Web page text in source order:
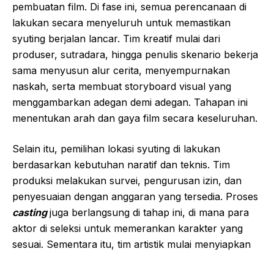
pembuatan film. Di fase ini, semua perencanaan di
lakukan secara menyeluruh untuk memastikan
syuting berjalan lancar. Tim kreatif mulai dari
produser, sutradara, hingga penulis skenario bekerja
sama menyusun alur cerita, menyempurnakan
naskah, serta membuat storyboard visual yang
menggambarkan adegan demi adegan. Tahapan ini
menentukan arah dan gaya film secara keseluruhan.
Selain itu, pemilihan lokasi syuting di lakukan
berdasarkan kebutuhan naratif dan teknis. Tim
produksi melakukan survei, pengurusan izin, dan
penyesuaian dengan anggaran yang tersedia. Proses
casting juga berlangsung di tahap ini, di mana para
aktor di seleksi untuk memerankan karakter yang
sesuai. Sementara itu, tim artistik mulai menyiapkan